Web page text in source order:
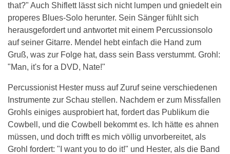
that?" Auch Shiflett lässt sich nicht lumpen und gniedelt ein
properes Blues-Solo herunter. Sein Sänger fühlt sich
herausgefordert und antwortet mit einem Percussionsolo
auf seiner Gitarre. Mendel hebt einfach die Hand zum
Gruß, was zur Folge hat, dass sein Bass verstummt. Grohl:
"Man, it's for a DVD, Nate!"
Percussionist Hester muss auf Zuruf seine verschiedenen
Instrumente zur Schau stellen. Nachdem er zum Missfallen
Grohls einiges ausprobiert hat, fordert das Publikum die
Cowbell, und die Cowbell bekommt es. Ich hätte es ahnen
müssen, und doch trifft es mich völlig unvorbereitet, als
Grohl fordert: "I want you to do it!" und Hester, als die Band